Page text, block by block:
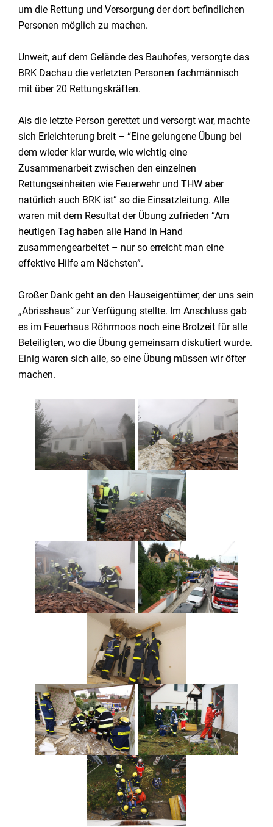
um die Rettung und Versorgung der dort befindlichen
Personen möglich zu machen.
Unweit, auf dem Gelände des Bauhofes, versorgte das
BRK Dachau die verletzten Personen fachmännisch
mit über 20 Rettungskräften.
Als die letzte Person gerettet und versorgt war, machte
sich Erleichterung breit – “Eine gelungene Übung bei
dem wieder klar wurde, wie wichtig eine
Zusammenarbeit zwischen den einzelnen
Rettungseinheiten wie Feuerwehr und THW aber
natürlich auch BRK ist” so die Einsatzleitung. Alle
waren mit dem Resultat der Übung zufrieden “Am
heutigen Tag haben alle Hand in Hand
zusammengearbeitet – nur so erreicht man eine
effektive Hilfe am Nächsten”.
Großer Dank geht an den Hauseigentümer, der uns sein
„Abrisshaus“ zur Verfügung stellte. Im Anschluss gab
es im Feuerhaus Röhrmoos noch eine Brotzeit für alle
Beteiligten, wo die Übung gemeinsam diskutiert wurde.
Einig waren sich alle, so eine Übung müssen wir öfter
machen.